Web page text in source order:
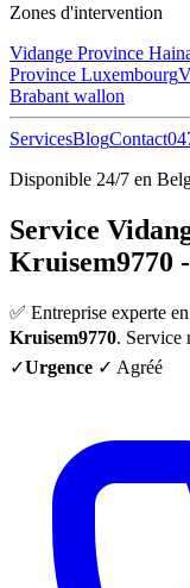
Zones d'intervention
Vidange Province
Province Luxembourg
Brabant wallon
ServicesBlogContact
Disponible 24/7 en
Service
Kruisem9770
✅ Entreprise experte
Kruisem9770. Service
✓Urgence ✓ Agréé